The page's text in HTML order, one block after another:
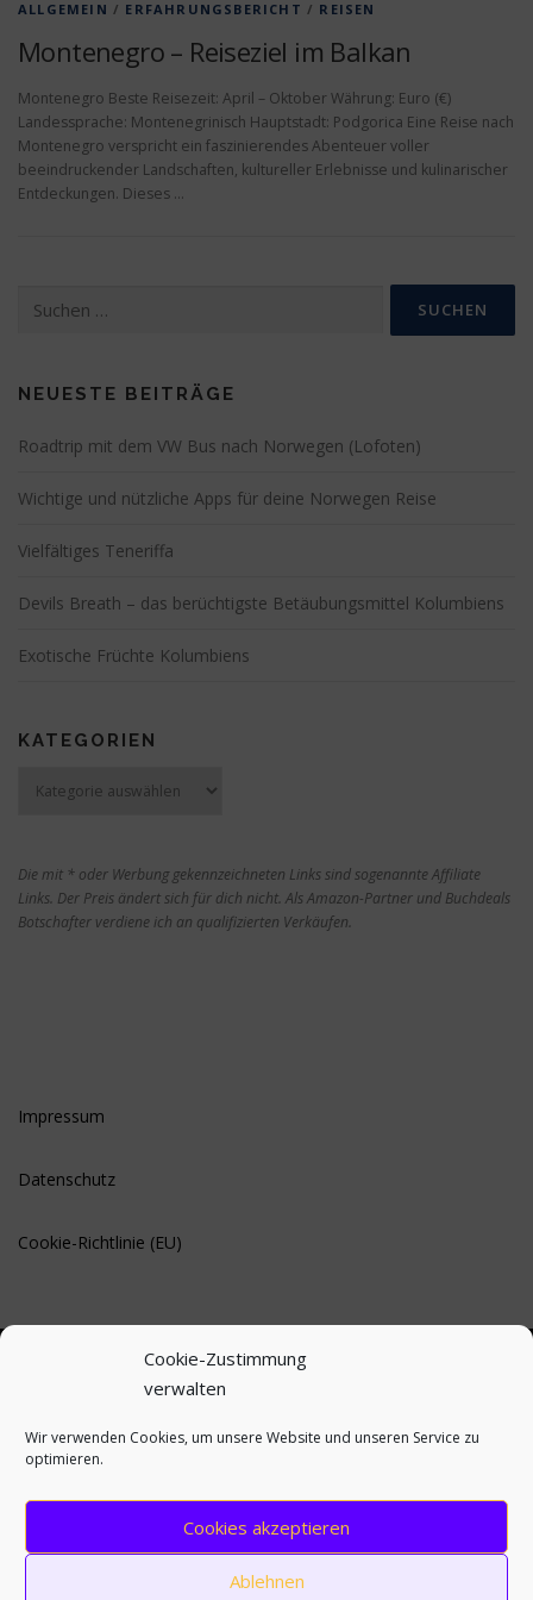
Cookie-Zustimmung
verwalten
Wir verwenden Cookies, um unsere Website und unseren Service zu
optimieren.
Cookies akzeptieren
Ablehnen
ALLGEMEIN / ERFAHRUNGSBERICHT / REISEN
Montenegro – Reiseziel im Balkan
Montenegro Beste Reisezeit: April – Oktober Währung: Euro (€)
Landessprache: Montenegrinisch Hauptstadt: Podgorica Eine Reise nach
Montenegro verspricht ein faszinierendes Abenteuer voller
beeindruckender Landschaften, kultureller Erlebnisse und kulinarischer
Entdeckungen. Dieses …
nach:
NEUESTE BEITRÄGE
Roadtrip mit dem VW Bus nach Norwegen (Lofoten)
Wichtige und nützliche Apps für deine Norwegen Reise
Vielfältiges Teneriffa
Devils Breath – das berüchtigste Betäubungsmittel Kolumbiens
Exotische Früchte Kolumbiens
KATEGORIEN
Die mit * oder Werbung gekennzeichneten Links sind sogenannte Affiliate
Links. Der Preis ändert sich für dich nicht. Als Amazon-Partner und Buchdeals
Botschafter verdiene ich an qualifizierten Verkäufen.
Impressum
Datenschutz
Cookie-Richtlinie (EU)